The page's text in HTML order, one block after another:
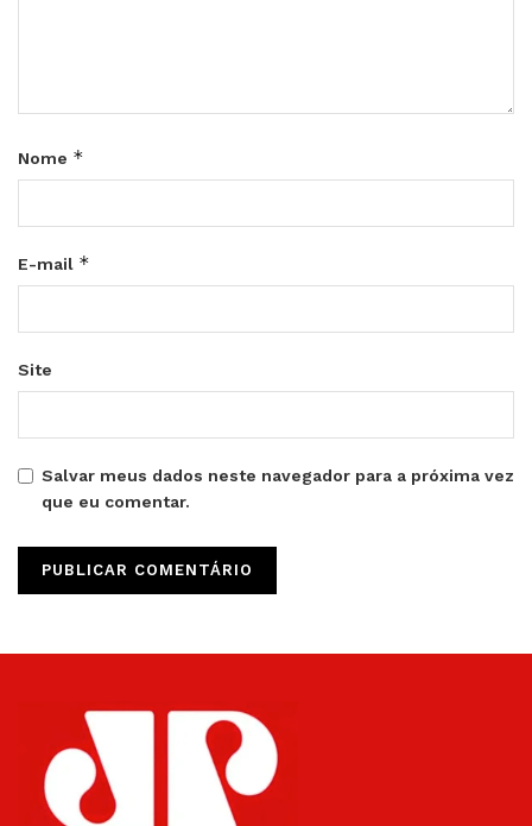
Nome *
E-mail *
Site
Salvar meus dados neste navegador para a próxima vez
que eu comentar.